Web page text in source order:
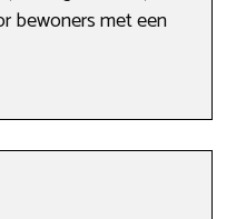
bewoners met een